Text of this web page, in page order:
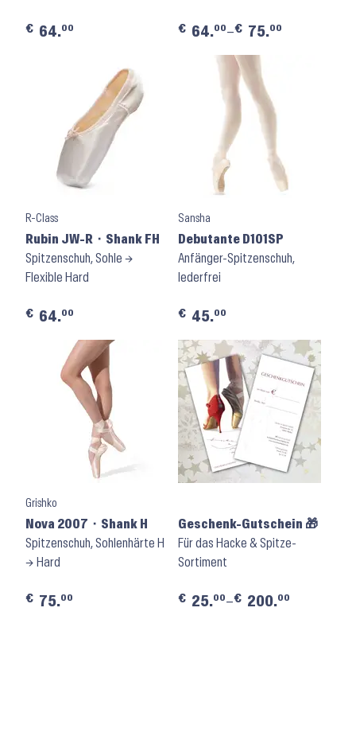
€ 64.00 € 64.00–€ 75.00
R-Class
Rubin JW-R ⬝ Shank FH
Spitzenschuh, Sohle →
Flexible Hard
€ 64.00
Sansha
Debutante D101SP
Anfänger-Spitzenschuh,
lederfrei
€ 45.00
Grishko
Nova 2007 ⬝ Shank H
Spitzenschuh, Sohlenhärte H
→ Hard
€ 75.00
Geschenk-Gutschein 🎁
Für das Hacke & Spitze-
Sortiment
€ 25.00–€ 200.00